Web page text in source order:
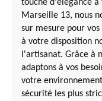
touche d'élégance
Marseille 13, nous
sur mesure pour
à votre disposition
l'artisanat. Grâce à
adaptons à vos
votre
sécurité les plus